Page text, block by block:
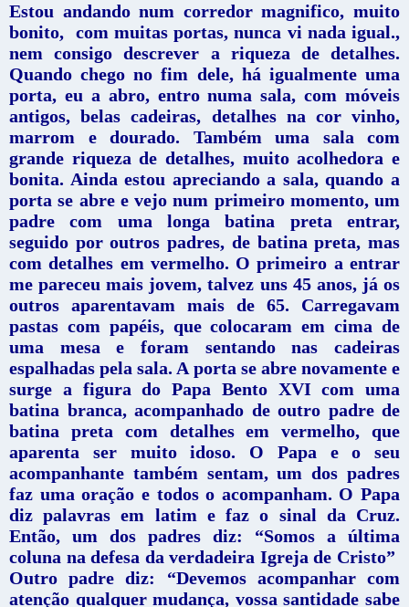
Estou andando num corredor magnifico, muito
bonito, com muitas portas, nunca vi nada igual.,
nem consigo descrever a riqueza de detalhes.
Quando chego no fim dele, há igualmente uma
porta, eu a abro, entro numa sala, com móveis
antigos, belas cadeiras, detalhes na cor vinho,
marrom e dourado. Também uma sala com
grande riqueza de detalhes, muito acolhedora e
bonita. Ainda estou apreciando a sala, quando a
porta se abre e vejo num primeiro momento, um
padre com uma longa batina preta entrar,
seguido por outros padres, de batina preta, mas
com detalhes em vermelho. O primeiro a entrar
me pareceu mais jovem, talvez uns 45 anos, já os
outros aparentavam mais de 65. Carregavam
pastas com papéis, que colocaram em cima de
uma mesa e foram sentando nas cadeiras
espalhadas pela sala. A porta se abre novamente e
surge a figura do Papa Bento XVI com uma
batina branca, acompanhado de outro padre de
batina preta com detalhes em vermelho, que
aparenta ser muito idoso. O Papa e o seu
acompanhante também sentam, um dos padres
faz uma oração e todos o acompanham. O Papa
diz palavras em latim e faz o sinal da Cruz.
Então, um dos padres diz: “Somos a última
coluna na defesa da verdadeira Igreja de Cristo”
Outro padre diz: “Devemos acompanhar com
atenção qualquer mudança, vossa santidade sabe